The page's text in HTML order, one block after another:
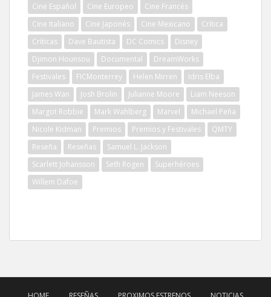
Cine Español
Cine Europeo
Cine Francés
Cine Italiano
Cine Japonés Cine Mexicano
Crítica
Críticas
Dave Bautista DC Comics
Disney
Djimon Hounsou
Documental
DreamWorks
Festivales
FICMonterrey Helen Mirren
Idris Elba
James Wan
Josh Brolin Julianne Moore
Liam Neeson
Margot Robbie
Mark Wahlberg Marvel
Michael Peña
Nicole Kidman
Premios Premios y Festivales
QMTY
Reseña
Reseñas
Samuel L. Jackson
Scarlett Johansson
Seth Rogen
Superhéroes
Willem Dafoe